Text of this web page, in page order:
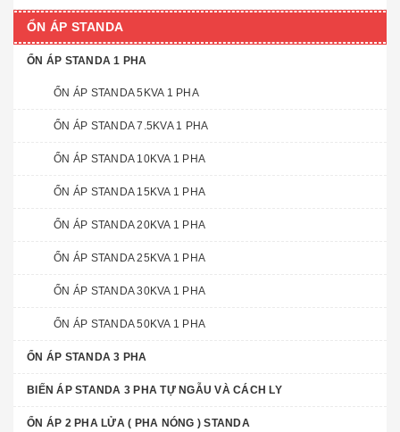
ỔN ÁP STANDA
ỔN ÁP STANDA 1 PHA
ỔN ÁP STANDA 5KVA 1 PHA
ỔN ÁP STANDA 7.5KVA 1 PHA
ỔN ÁP STANDA 10KVA 1 PHA
ỔN ÁP STANDA 15KVA 1 PHA
ỔN ÁP STANDA 20KVA 1 PHA
ỔN ÁP STANDA 25KVA 1 PHA
ỔN ÁP STANDA 30KVA 1 PHA
ỔN ÁP STANDA 50KVA 1 PHA
ỔN ÁP STANDA 3 PHA
BIẾN ÁP STANDA 3 PHA TỰ NGẪU VÀ CÁCH LY
ỔN ÁP 2 PHA LỬA ( PHA NÓNG ) STANDA